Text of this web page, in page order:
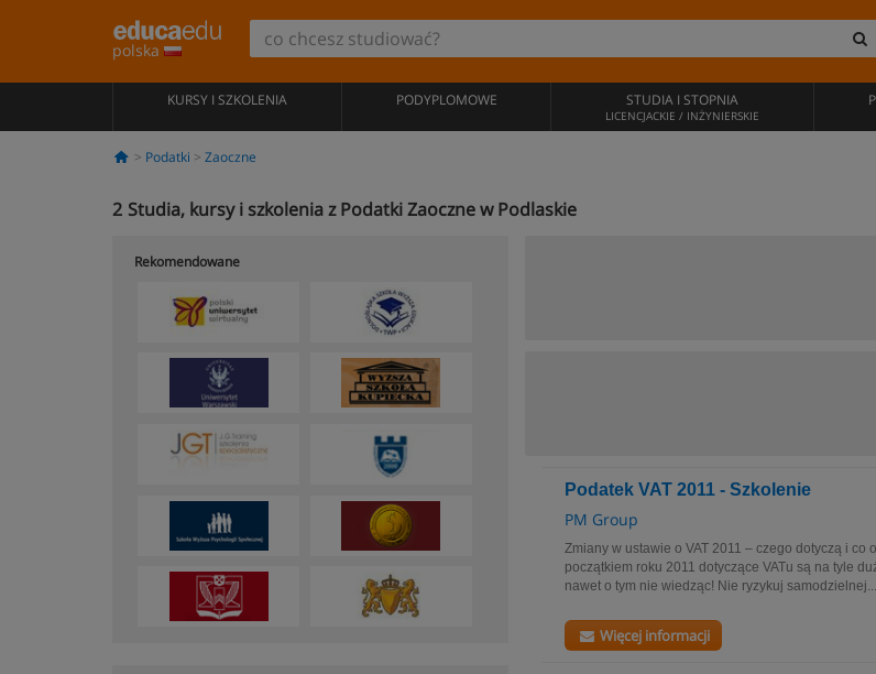
polska
KURSY I SZKOLENIA PODYPLOMOWE STUDIA I STOPNIA
LICENCJACKIE / INŻYNIERSKIE
Podatki Zaoczne
2 Studia, kursy i szkolenia z Podatki Zaoczne w Podlaskie
Podatek VAT 2011 - Szkolenie
PM Group
Zmiany w ustawie o VAT 2011 – czego dotyczą i co
początkiem roku 2011 dotyczące VATu są na tyle
nawet o tym nie wiedząc! Nie ryzykuj samodzielnej...
Więcej informacji
Rekomendowane